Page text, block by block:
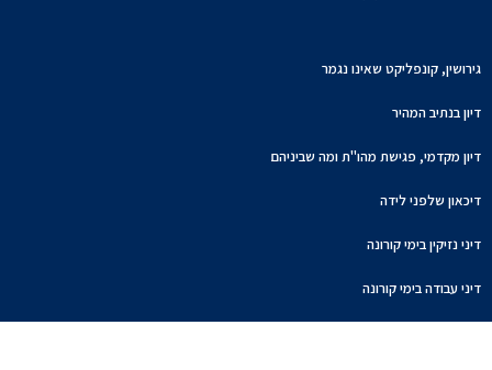
גירושין, קונפליקט שאינו נגמר
דיון בנתיב המהיר
דיון מקדמי, פגישת מהו"ת ומה שביניהם
דיכאון שלפני לידה
דיני נזיקין בימי קורונה
דיני עבודה בימי קורונה